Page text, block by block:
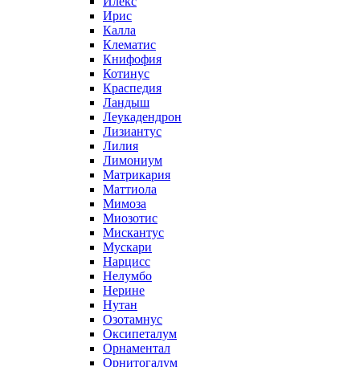
Ирис
Калла
Клематис
Книфофия
Котинус
Краспедия
Ландыш
Леукадендрон
Лизиантус
Лилия
Лимониум
Матрикария
Маттиола
Мимоза
Миозотис
Мискантус
Мускари
Нарцисс
Нелумбо
Нерине
Нутан
Озотамнус
Оксипеталум
Орнаментал
Орнитогалум